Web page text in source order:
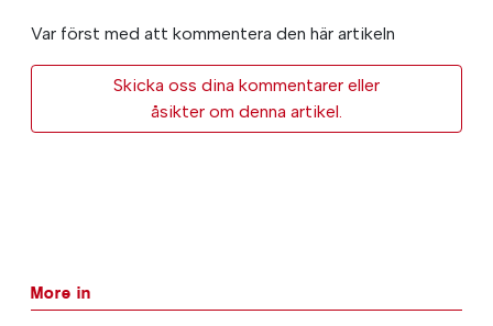
Var först med att kommentera den här artikeln
Skicka oss dina kommentarer eller
åsikter om denna artikel.
More in